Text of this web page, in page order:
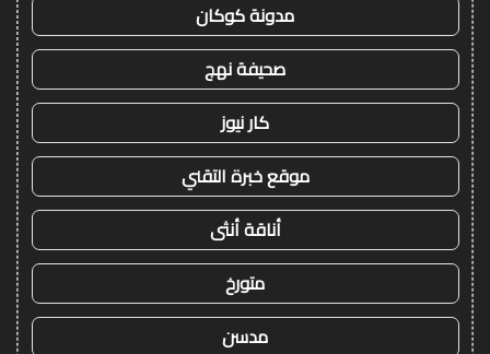
مدونة كوكان
صحيفة نهج
كار نيوز
موقع خبرة التقني
أناقة أنثى
متورخ
مدسن